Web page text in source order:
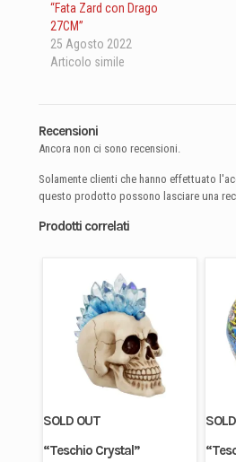
“Fata Zard con Drago
27CM”
25 Agosto 2022
Articolo simile
Recensioni
Ancora non ci sono recensioni.
Solamente clienti che hanno effettuato
questo prodotto possono lasciare una
Prodotti correlati
SOLD OUT
“Teschio Crystal”